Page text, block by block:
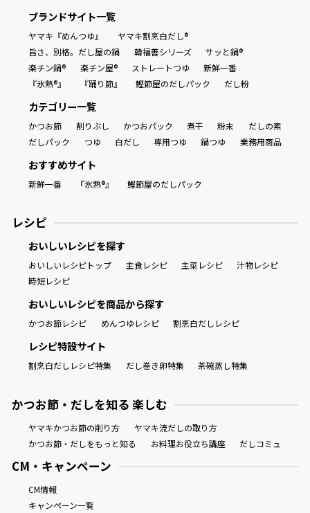
新鮮一番
氷熟®︎
だしパック
ブランドサイト一覧
ヤマキ『めんつゆ』
ヤマキ割烹白だし®
旨さ、別格。だし屋の鍋
韓福善シリーズ
サッと鍋®
楽チン鍋®
楽チン屋® ストレートつゆ
新鮮一番
『氷熟®』
『踊り節』 鰹節屋のだしパック だし粉
カテゴリー一覧
かつお節 削りぶし かつおパック 煮干 粉末
だしの素
だしパック
つゆ 白だし 専用つゆ 鍋つゆ 業務用商品
おすすめサイト
新鮮一番 『氷熟®』 鰹節屋のだしパック
レシピ
おいしいレシピを探す
おいしいレシピトップ 主食レシピ 主菜レシピ
汁物レシピ
時短レシピ
おいしいレシピを商品から探す
かつお節レシピ めんつゆレシピ 割烹白だしレシピ
レシピ特設サイト
割烹白だしレシピ特集 だし巻き卵特集 茶碗蒸し特集
かつお節・だしを知る 楽しむ
ヤマキかつお節の削り方
ヤマキ流だしの取り方
かつお節・だしをもっと知る
お料理お役立ち講座 だしコミュ
CM・キャンペーン
CM情報
キャンペーン一覧